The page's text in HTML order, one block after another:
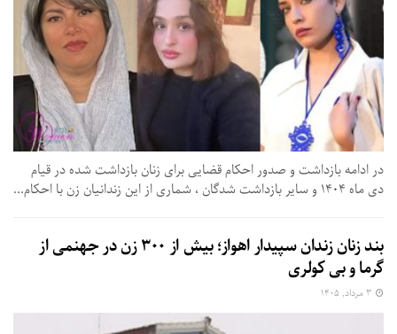
در ادامه بازداشت و صدور احکام قضایی برای زنان بازداشت شده در قیام
دی ماه ۱۴۰۴ و سایر بازداشت شدگان ، شماری از این زندانیان زن با احکام...
بند زنان زندان سپیدار اهواز؛ بیش از ۳۰۰ زن در جهنمی از
گرما و بی‌ کولری